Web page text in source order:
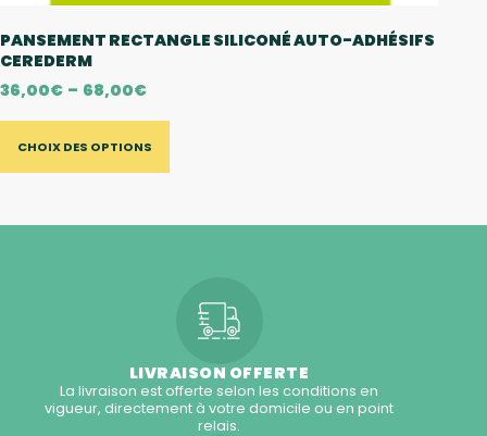
PANSEMENT RECTANGLE SILICONÉ AUTO-ADHÉSIFS
CEREDERM
36,00€ – 68,00€
CHOIX DES OPTIONS
LIVRAISON OFFERTE
La livraison est offerte selon les conditions en
vigueur, directement à votre domicile ou en point
relais.